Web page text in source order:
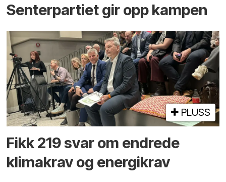
Senterpartiet gir opp kampen
PLUSS
Fikk 219 svar om endrede
klimakrav og energikrav